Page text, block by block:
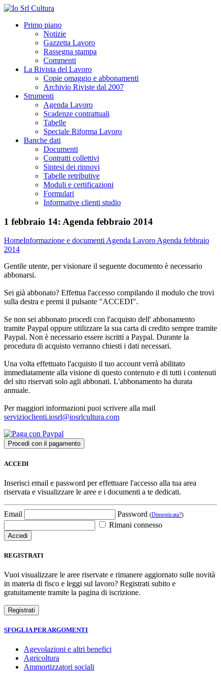
Primo piano
Notizie
Gazzetta Lavoro
Rassegna stampa
Commenti
La Rivista del Lavoro
Copie omaggio e abbonamenti
Archivio Riviste dal 2007
Strumenti
Agenda Lavoro
Scadenze contrattuali
Tabelle
Speciale Riforma Lavoro
Banche dati
Documenti
Contratti collettivi
Sintesi dei rinnovi
Tabelle retributive
Moduli e certificazioni
Formulari
Informative clienti studio
1 febbraio 14: Agenda febbraio 2014
HomeInformazione e documentiAgenda LavoroAgenda febbraio
2014
Gentile utente, per visionare il seguente documento è necessario
abbonarsi.
Sei già abbonato? Effettua l'accesso compilando il modulo che trovi
sulla destra e premi il pulsante "ACCEDI".
Se non sei abbonato procedi con l'acquisto dell' abbonamento
tramite Paypal oppure utilizzare la sua carta di credito sempre tramite
Paypal. Non è necessario essere iscritti a Paypal. Durante la
procedura di acquisto verranno chiesti i dati necessari.
Una volta effettuato l'acquisto il tuo account verrà abilitato
immediatamente alla visione di questo contenuto e di tutti i contenuti
del sito riservati solo agli abbonati. L'abbonamento ha durata
annuale.
Per maggiori informazioni puoi scrivere alla mail
servizioclienti.iosrl@iosrlcultura.com
ACCEDI
Inserisci email e password per effettuare l'accesso alla tua area
riservata e visualizzare le aree e i documenti a te dedicati.
Email Password (Dimenticata?)
Rimani connesso
REGISTRATI
Vuoi visualizzare le aree riservate e rimanere aggiornato sulle novità
in materia di fisco e leggi sul lavoro? Registrati subito e
gratuitamente tramite la pagina di iscrizione.
SFOGLIA PER ARGOMENTI
Agevolazioni e altri benefici
Agricoltura
Ammortizzatori sociali